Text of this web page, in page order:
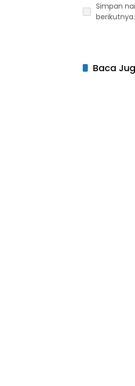
Simpan
berikutnya.
Baca